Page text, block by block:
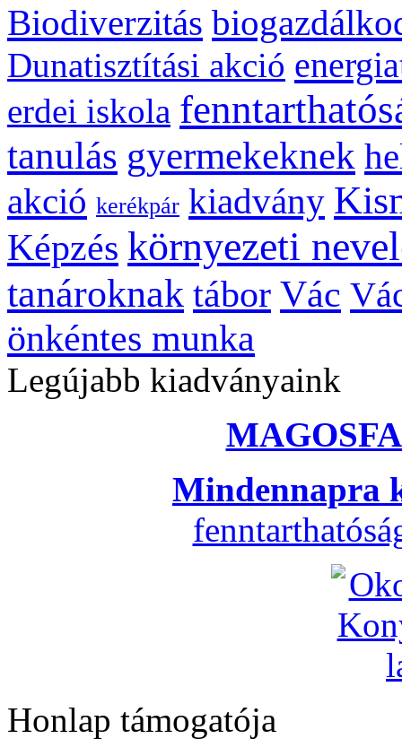
Biodiverzitás
Dunatisztítási akció
erdei iskola
tanulás gyermekeknek
akció kerékpár kiadvány
Képzés környezeti
tanároknak tábor Vác
önkéntes munka
Legújabb kiadványaink
Mindennapra
Honlap támogatója